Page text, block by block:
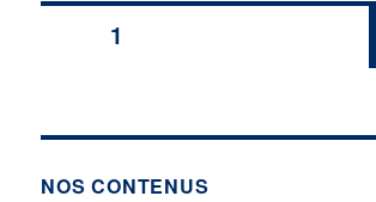
Pagination
publications
1
NOS CONTENUS